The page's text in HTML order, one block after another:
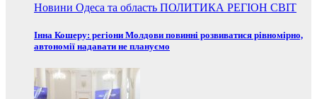
Новини Одеса та область ПОЛИТИКА РЕГІОН СВІТ
Інна Кошеру: регіони Молдови повинні розвиватися рівномірно,
автономії надавати не плануємо